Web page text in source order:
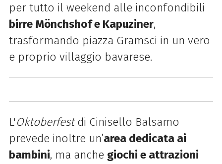
per tutto il weekend alle inconfondibili
birre Mönchshof e Kapuziner,
trasformando piazza Gramsci in un vero
e proprio villaggio bavarese.
L'Oktoberfestdi Cinisello Balsamo
prevede inoltre un’area dedicata ai
bambini, ma anche giochi e attrazioni